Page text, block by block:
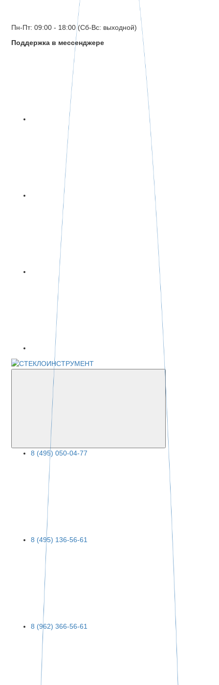
Пн-Пт: 09:00 - 18:00 (Сб-Вс: выходной)
Поддержка в мессенджере
8 (495) 050-04-77
8 (495) 136-56-61
8 (962) 366-56-61